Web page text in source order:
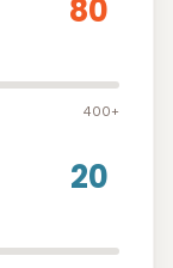
400+